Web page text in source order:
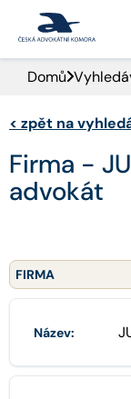
PORTÁL ČAK
DOMŮ
AKTUALITY
PRO
Domů
< zpět na
Firma -
advokát
FIRMA
Název: